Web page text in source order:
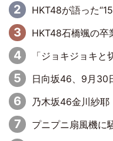
HKT48が語った“15周年本の思い出”
HKT48石橋颯の卒業に寄
「ジョキジョキと切ってい
日向坂46、9月30日に18thシングル『イチャ
乃木坂46金川紗耶『
プニプニ扇風機に騒然 乃木坂